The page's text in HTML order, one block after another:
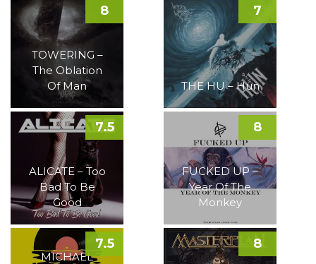
TOWERING –
The Oblation
Of Man
8
THE HU – Hun
7
ALICATE – Too
Bad To Be
Good
7.5
FUCKED UP –
Year Of The
Monkey
8
MICHAEL
7.5 8